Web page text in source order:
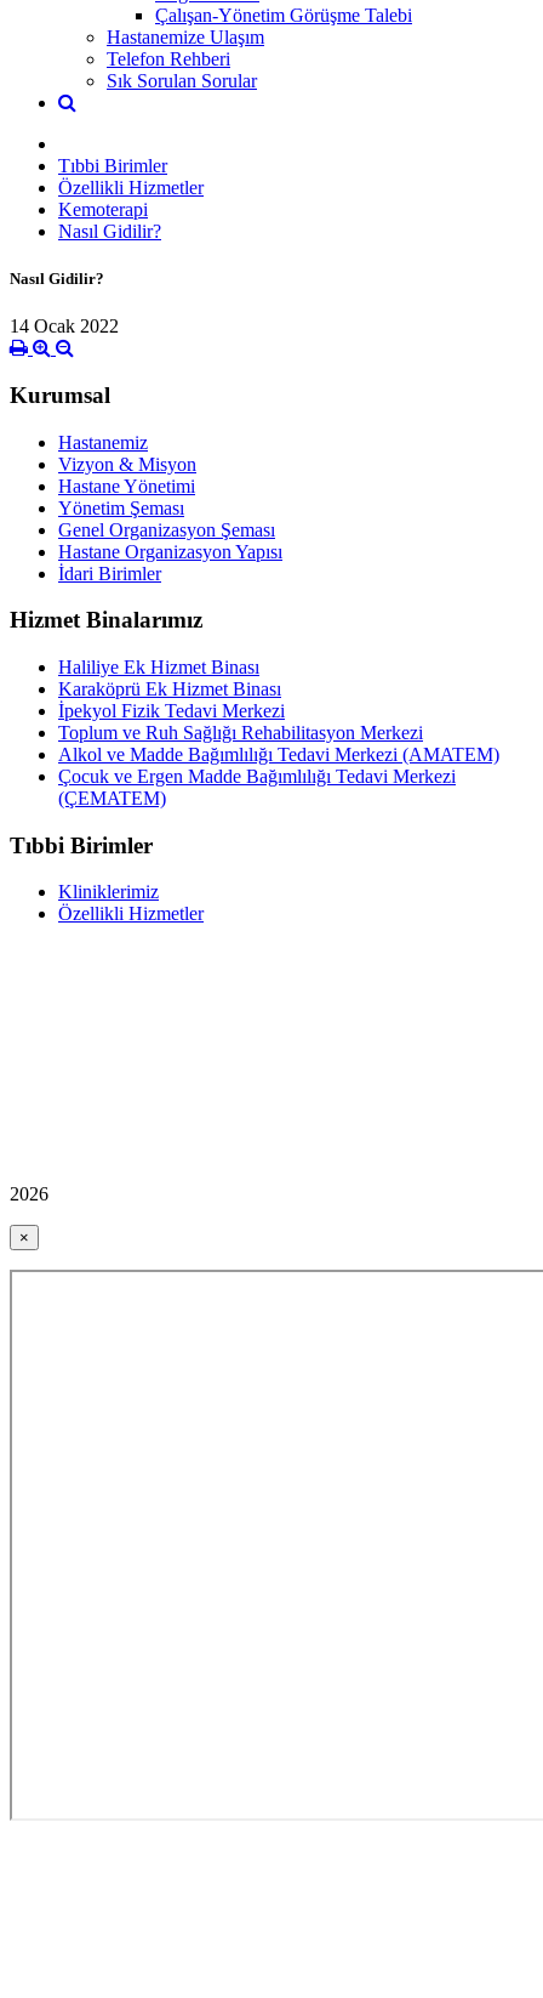
Çalışan-Yönetim Görüşme Talebi
Hastanemize Ulaşım
Telefon Rehberi
Sık Sorulan Sorular
Tıbbi Birimler
Özellikli Hizmetler
Kemoterapi
Nasıl Gidilir?
Nasıl Gidilir?
14 Ocak 2022
Kurumsal
Hastanemiz
Vizyon & Misyon
Hastane Yönetimi
Yönetim Şeması
Genel Organizasyon Şeması
Hastane Organizasyon Yapısı
İdari Birimler
Hizmet Binalarımız
Haliliye Ek Hizmet Binası
Karaköprü Ek Hizmet Binası
İpekyol Fizik Tedavi Merkezi
Toplum ve Ruh Sağlığı Rehabilitasyon Merkezi
Alkol ve Madde Bağımlılığı Tedavi Merkezi (AMATEM)
Çocuk ve Ergen Madde Bağımlılığı Tedavi Merkezi
(ÇEMATEM)
Tıbbi Birimler
Kliniklerimiz
Özellikli Hizmetler
2026
×